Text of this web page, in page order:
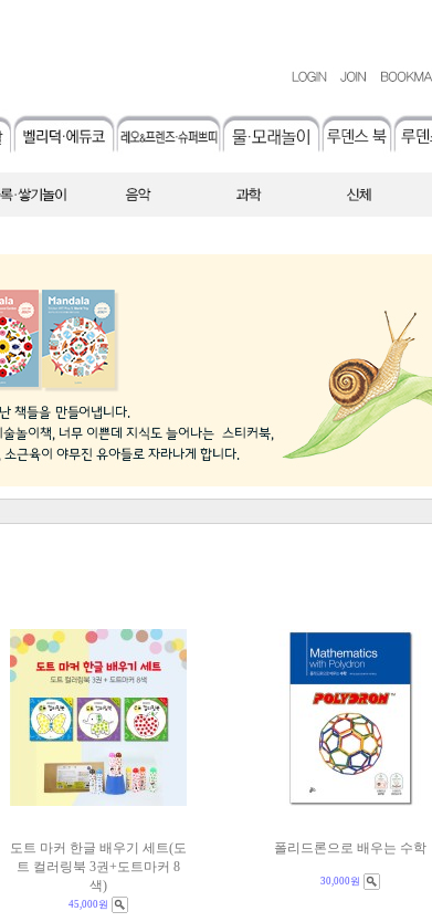
도트 마커 한글 배우기 세트(도
트 컬러링북 3권+도트마커 8
색)
45,000원
폴리드론으로 배우는 수학
30,000원